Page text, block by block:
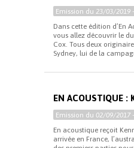
Emission du 23/03/2019
Dans cette édition d’En
vous allez découvrir le
Cox. Tous deux
Sydney, lui de la
EN ACOUSTIQUE :
Emission du 02/09/2017
En acoustique reçoit
arrivée en France,